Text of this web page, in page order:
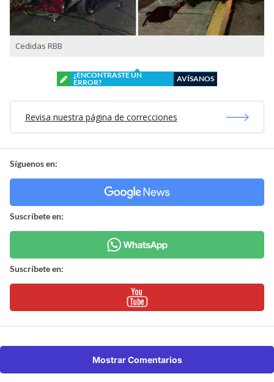
Cedidas RBB
¿ENCONTRASTE UN
ERROR?
AVÍSANOS
Revisa nuestra página de correcciones
Síguenos en:
Suscríbete en:
Suscríbete en:
Mostrar Comentarios